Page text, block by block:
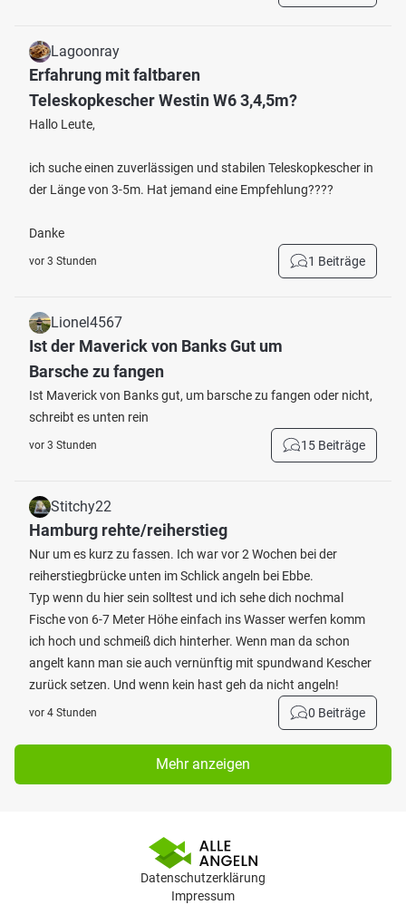
Lagoonray
Erfahrung mit faltbaren
Teleskopkescher Westin W6 3,4,5m?
Hallo Leute,
ich suche einen zuverlässigen und stabilen Teleskopkescher in
der Länge von 3-5m. Hat jemand eine Empfehlung????
Danke
vor 3 Stunden 1 Beiträge
Lionel4567
Ist der Maverick von Banks Gut um
Barsche zu fangen
Ist Maverick von Banks gut, um barsche zu fangen oder nicht,
schreibt es unten rein
vor 3 Stunden 15 Beiträge
Stitchy22
Hamburg rehte/reiherstieg
Nur um es kurz zu fassen. Ich war vor 2 Wochen bei der
reiherstiegbrücke unten im Schlick angeln bei Ebbe.
Typ wenn du hier sein solltest und ich sehe dich nochmal
Fische von 6-7 Meter Höhe einfach ins Wasser werfen komm
ich hoch und schmeiß dich hinterher. Wenn man da schon
angelt kann man sie auch vernünftig mit spundwand Kescher
zurück setzen. Und wenn kein hast geh da nicht angeln!
vor 4 Stunden 0 Beiträge
Mehr anzeigen
Datenschutzerklärung
Impressum